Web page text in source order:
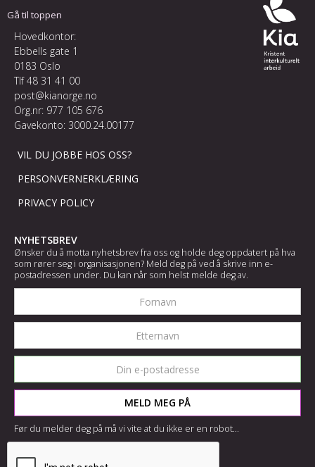
Gå til toppen
Hovedkontor:
Ebbells gate 1
0183 Oslo
Tlf48 31 41 00
post@kianorge.no
Org.nr: 977 105 676
Gavekonto: 3000.24.00177
VIL DU JOBBE HOS OSS?
PERSONVERNERKLÆRING
PRIVACY POLICY
NYHETSBREV
Ønsker du å motta nyhetsbrev fra oss og holde deg oppdatert på hva
som rører seg i organisasjonen? Meld deg på ved å skrive inn e-
postadressen under. Du kan når som helst melde deg av.
Før du melder deg på må vi vite at du ikke er en robot...